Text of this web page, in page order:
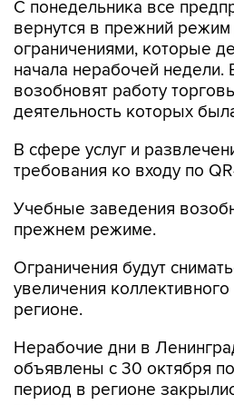
ограничениями, которые
начала нерабочей недели. В
возобновят работу
деятельность которых
В сфере услуг и
Учебные заведения
Ограничения будут
регионе.
Нерабочие дни в
период в регионе
торговые центры, ночные
образовательные кружки.